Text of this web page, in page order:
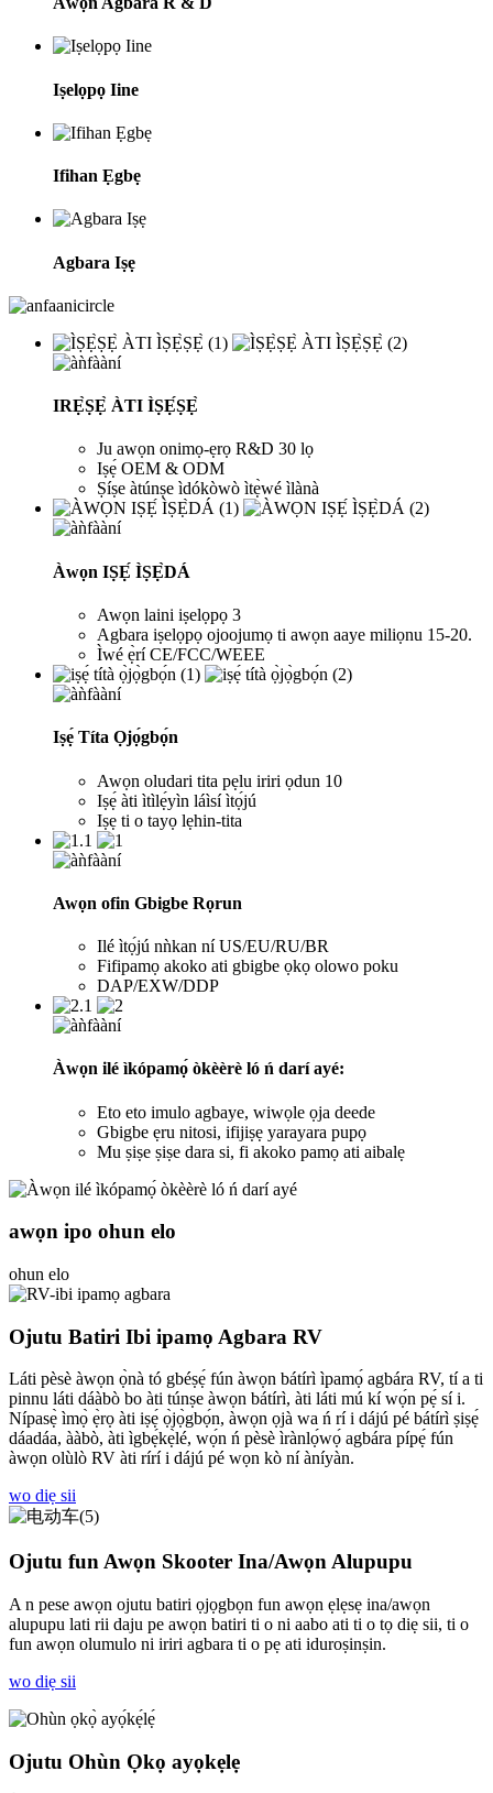
Iṣelọpọ Iine
Ifihan Ẹgbẹ
Agbara Iṣẹ
IRẸ̀ṢẸ̀ ÀTI ÌṢẸ́ṢẸ̀
Ju awọn onimọ-ẹrọ R&D 30 lọ
Iṣẹ́ OEM & ODM
Ṣíṣe àtúnṣe ìdókòwò ìtẹ̀wé ìlànà
Àwọn IṢẸ́ ÌṢẸ̀DÁ
Awọn laini iṣelọpọ 3
Agbara iṣelọpọ ojoojumọ ti awọn aaye miliọnu 15-20.
Ìwé ẹ̀rí CE/FCC/WEEE
Iṣẹ́ Títa Ọjọ́gbọ́n
Awọn oludari tita pẹlu iriri ọdun 10
Iṣẹ́ àti ìtìlẹ́yìn láìsí ìtọ́jú
Iṣẹ ti o tayọ lẹhin-tita
Awọn ofin Gbigbe Rọrun
Ilé ìtọ́jú nǹkan ní US/EU/RU/BR
Fifipamọ akoko ati gbigbe ọkọ olowo poku
DAP/EXW/DDP
Àwọn ilé ìkópamọ́ òkèèrè ló ń darí ayé:
Eto eto imulo agbaye, wiwọle ọja deede
Gbigbe ẹru nitosi, ifijiṣẹ yarayara pupọ
Mu ṣiṣe ṣiṣe dara si, fi akoko pamọ ati aibalẹ
awọn ipo ohun elo
ohun elo
Ojutu Batiri Ibi ipamọ Agbara RV
Láti pèsè àwọn ọ̀nà tó gbéṣẹ́ fún àwọn bátírì ìpamọ́ agbára RV, tí a ti
pinnu láti dáàbò bo àti túnṣe àwọn bátírì, àti láti mú kí wọ́n pẹ́ sí i.
Nípasẹ̀ ìmọ̀ ẹ̀rọ àti iṣẹ́ ọ̀jọ̀gbọ́n, àwọn ọjà wa ń rí i dájú pé bátírì ṣiṣẹ́
dáadáa, ààbò, àti ìgbẹ́kẹ̀lé, wọ́n ń pèsè ìrànlọ́wọ́ agbára pípẹ́ fún
àwọn olùlò RV àti rírí i dájú pé wọn kò ní àníyàn.
wo diẹ sii
Ojutu fun Awọn Skooter Ina/Awọn Alupupu
A n pese awọn ojutu batiri ọjọgbọn fun awọn ẹlẹsẹ ina/awọn
alupupu lati rii daju pe awọn batiri ti o ni aabo ati ti o tọ diẹ sii, ti o
fun awọn olumulo ni iriri agbara ti o pẹ ati iduroṣinṣin.
wo diẹ sii
Ojutu Ohùn Ọkọ ayọkẹlẹ